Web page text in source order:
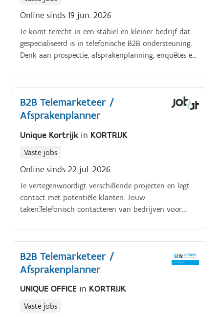
Online sinds 19 jun. 2026
Je komt terecht in een stabiel en kleiner bedrijf dat
gespecialiseerd is in telefonische B2B ondersteuning.
Denk aan prospectie, afsprakenplanning, enquêtes en
B2B Telemarketeer /
Afsprakenplanner
Unique Kortrijk in KORTRIJK
Vaste jobs
Online sinds 22 jul. 2026
Je vertegenwoordigt verschillende projecten en legt
contact met potentiële klanten. Jouw
taken:Telefonisch contacteren van bedrijven voor
commerciële medewerkersUitvoeren van telefonische
enquêtesCorrect registreren en opvolgen van
gesprekkenSchakelen tussen verschillende projecten
en doelgroepenProfessioneel vertegenwoordigen van
B2B Telemarketeer /
Afsprakenplanner
UNIQUE OFFICE in KORTRIJK
Vaste jobs